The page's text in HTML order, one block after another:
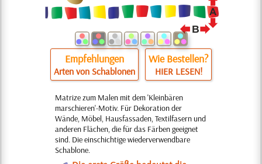
Empfehlungen
Arten von Schablonen
Wie Bestellen?
HIER LESEN!
Matrize zum Malen mit dem 'Kleinbären
marschieren'-Motiv. Für Dekoration der
Wände, Möbel, Hausfassaden, Textilfasern und
anderen Flächen, die für das Färben geeignet
sind. Die einschichtige wiederverwendbare
Schablone.